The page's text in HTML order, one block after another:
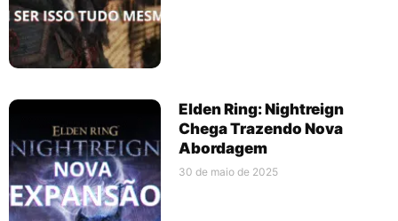
Elden Ring: Nightreign
Chega Trazendo Nova
Abordagem
30 de maio de 2025